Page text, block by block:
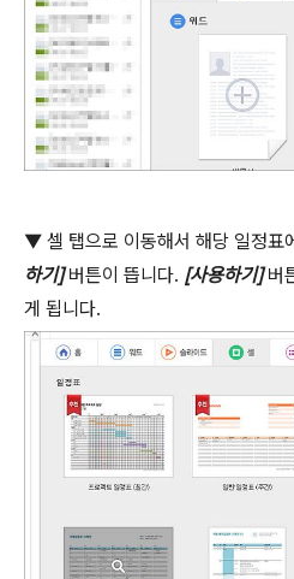
▼ 셀 탭으로 이동해서 해당 일정표
하기]버튼이 뜹니다. [사용하기] 버
게 됩니다.